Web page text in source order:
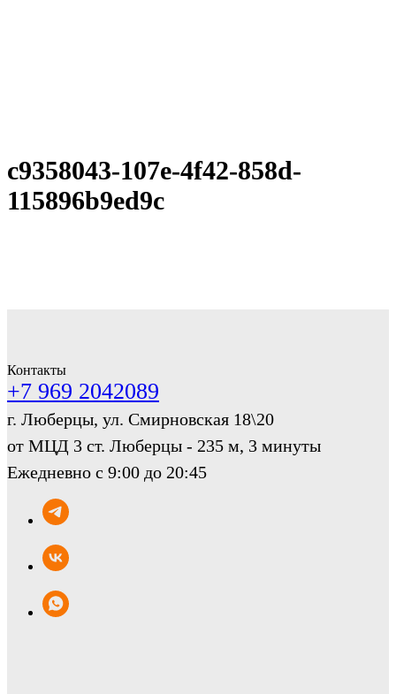
c9358043-107e-4f42-858d-
115896b9ed9c
Контакты
+7 969 2042089
г. Люберцы, ул. Смирновская 18\20
от МЦД 3 ст. Люберцы - 235 м, 3 минуты
Ежедневно с 9:00 до 20:45